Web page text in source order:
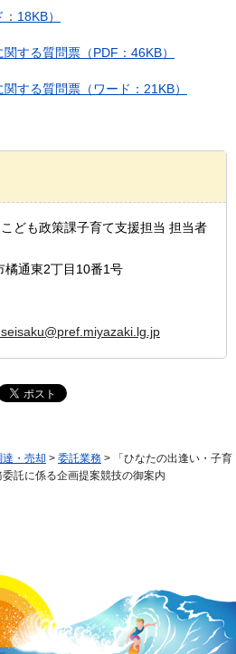
18KB）
する質問票（PDF：46KB）
する質問票（ワード：21KB）
ども政策課子育て支援担当 担当者
通東2丁目10番1号
達・売却 > 委託業務 > 「ひなたの出逢い・子育
託に係る企画提案競技の御案内